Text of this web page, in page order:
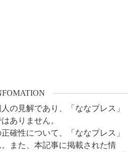
の見解であり、「ななプレス」
ありません。
確性について、「ななプレス」
また、本記事に掲載された情